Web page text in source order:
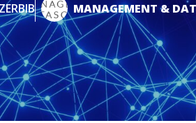
MANAGEMENT &